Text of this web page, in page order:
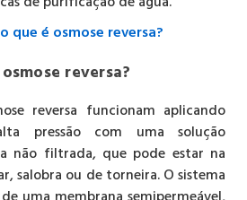
o que é osmose reversa?
reversa?
reversa funcionam aplicando
pressão com uma solução
não filtrada, que pode estar na
salobra ou de torneira. O sistema